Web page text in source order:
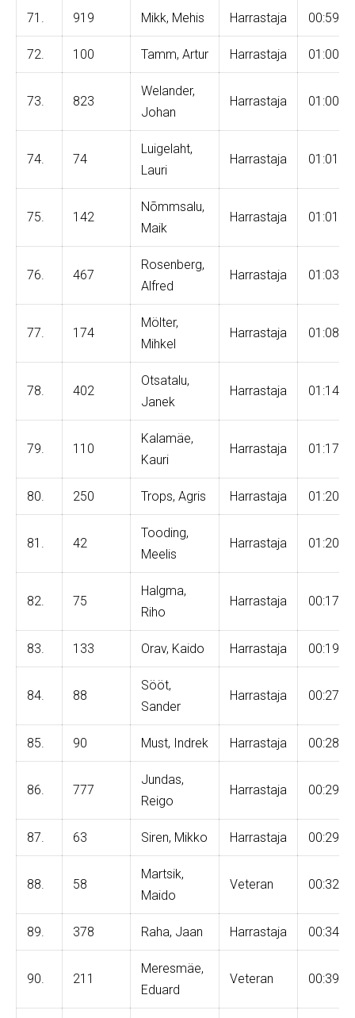
71. 919 Mikk, Mehis Harrastaja
72. 100 Tamm, Artur Harrastaja
73. 823
Welander,
Johan
Harrastaja
74. 74
Luigelaht,
Lauri
Harrastaja
75. 142
Nõmmsalu,
Maik
Harrastaja
76. 467
Rosenberg,
Alfred
Harrastaja
77. 174
Mölter,
Mihkel
Harrastaja
78. 402
Otsatalu,
Janek
Harrastaja
79. 110
Kalamäe,
Kauri
Harrastaja
80. 250 Trops, Agris Harrastaja
81. 42
Tooding,
Meelis
Harrastaja
82. 75
Halgma,
Riho
Harrastaja
83. 133 Orav, Kaido Harrastaja
84. 88
Sööt,
Sander
Harrastaja
85. 90 Must, Indrek Harrastaja
86. 777
Jundas,
Reigo
Harrastaja
87. 63 Siren, Mikko Harrastaja
88. 58
Martsik,
Maido
Veteran
89. 378 Raha, Jaan Harrastaja
90. 211
Meresmäe,
Eduard
Veteran